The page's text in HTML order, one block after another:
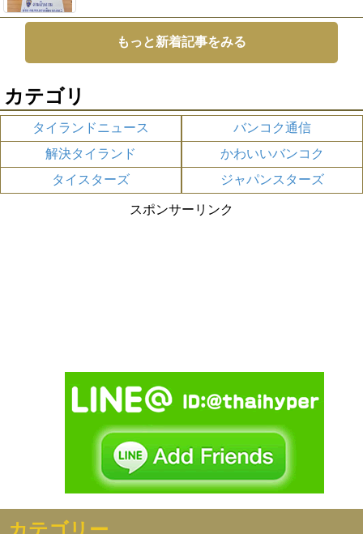
もっと新着記事をみる
カテゴリ
タイランドニュース
バンコク通信
解決タイランド
かわいいバンコク
タイスターズ
ジャパンスターズ
スポンサーリンク
カテゴリー